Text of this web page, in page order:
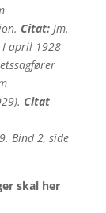
Citat:Jm.
I april 1928
Citat
Bind 2, side
skal her